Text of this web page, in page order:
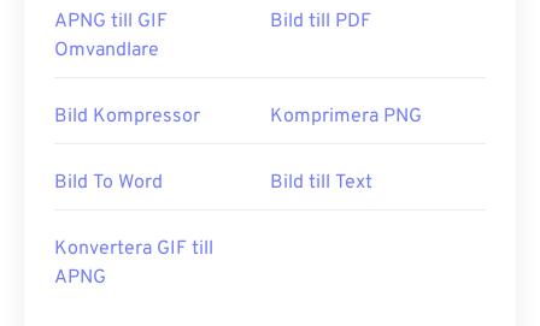
APNG till GIF
Omvandlare
Bild till PDF
Bild Kompressor Komprimera PNG
Bild To Word Bild till Text
Konvertera GIF till
APNG